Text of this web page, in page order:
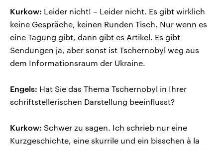
Kurkow: Leider nicht! – Leider nicht. Es gibt wirklich
keine Gespräche, keinen Runden Tisch. Nur wenn es
eine Tagung gibt, dann gibt es Artikel. Es gibt
Sendungen ja, aber sonst ist Tschernobyl weg aus
dem Informationsraum der Ukraine.
Engels: Hat Sie das Thema Tschernobyl in Ihrer
schriftstellerischen Darstellung beeinflusst?
Kurkow: Schwer zu sagen. Ich schrieb nur eine
Kurzgeschichte, eine skurrile und ein bisschen à la